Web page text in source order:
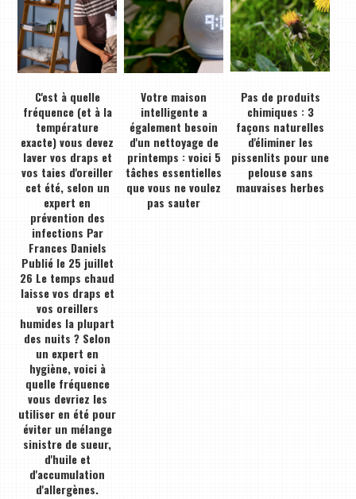
C'est à quelle
fréquence (et à la
température
exacte) vous devez
laver vos draps et
vos taies d'oreiller
cet été, selon un
expert en
prévention des
infections Par
Frances Daniels
Publié le 25 juillet
26 Le temps chaud
laisse vos draps et
vos oreillers
humides la plupart
des nuits ? Selon
un expert en
hygiène, voici à
quelle fréquence
vous devriez les
utiliser en été pour
éviter un mélange
sinistre de sueur,
d'huile et
d'accumulation
d'allergènes.
Votre maison
intelligente a
également besoin
d'un nettoyage de
printemps : voici 5
tâches essentielles
que vous ne voulez
pas sauter
Pas de produits
chimiques : 3
façons naturelles
d'éliminer les
pissenlits pour une
pelouse sans
mauvaises herbes